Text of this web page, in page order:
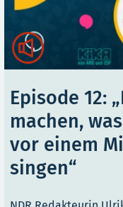

Episode 12:
machen,
vor einem
singen“